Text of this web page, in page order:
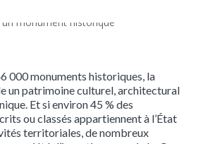
000 monuments historiques, la
un patrimoine culturel, architectural
Et si environ 45 % des
ou classés appartiennent à l’État
territoriales, de nombreux